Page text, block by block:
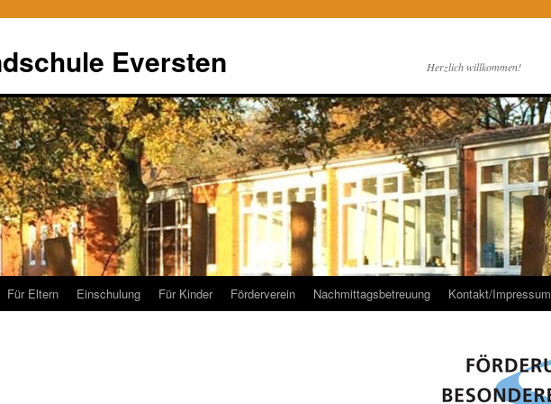
Eversten Herzlich willkommen!
Für Eltern Einschulung Für Kinder Förderverein Nachmittagsbetreuung Kontakt/Impressum